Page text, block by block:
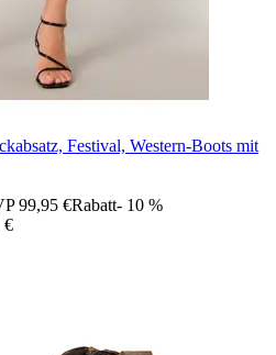
Festival, Western-Boots mit
99,95 €Rabatt- 10 %
€